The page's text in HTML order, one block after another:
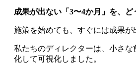
成果が出ない「3〜4か月」を、ど
施策を始めても、すぐには成果が
私たちのディレクターは、小さな
化して可視化しました。